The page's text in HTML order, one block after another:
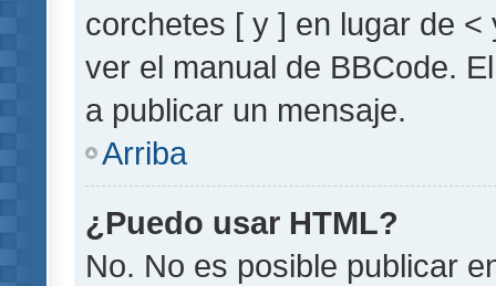
corchetes [ y ] en lugar de
ver el manual de BBCode.
a publicar un mensaje.
Arriba
¿Puedo usar HTML?
No. No es posible publicar